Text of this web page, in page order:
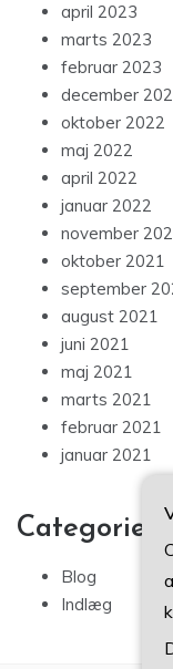
april 2023
marts 2023
februar 2023
december
oktober 2022
maj 2022
april 2022
januar 2022
november
oktober 2021
september
august 2021
juni 2021
maj 2021
marts 2021
februar 2021
januar 2021
Categories
Blog
Indlæg